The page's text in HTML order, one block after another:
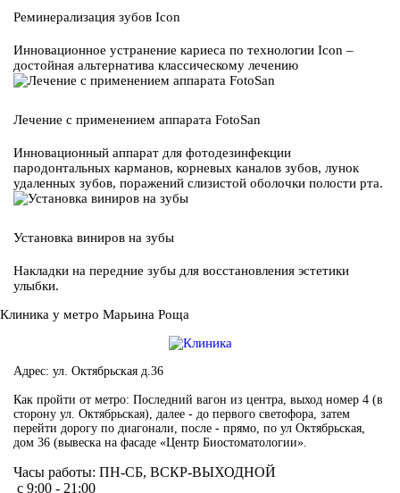
Реминерализация зубов Icon
Инновационное устранение кариеса по технологии Icon –
достойная альтернатива классическому лечению
Лечение с применением аппарата FotoSan
Инновационный аппарат для фотодезинфекции
пародонтальных карманов, корневых каналов зубов, лунок
удаленных зубов, поражений слизистой оболочки полости рта.
Установка виниров на зубы
Накладки на передние зубы для восстановления эстетики
улыбки.
Клиника у метро Марьина Роща
Адрес: ул. Октябрьская д.36
Как пройти от метро: Последний вагон из центра, выход номер 4 (в
сторону ул. Октябрьская), далее - до первого светофора, затем
перейти дорогу по диагонали, после - прямо, по ул Октябрьская,
дом 36 (вывеска на фасаде «Центр Биостоматологии».
Часы работы: ПН-СБ, ВСКР-ВЫХОДНОЙ
с 9:00 - 21:00